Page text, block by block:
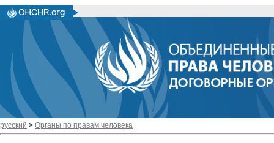
русский > Органы по правам человека